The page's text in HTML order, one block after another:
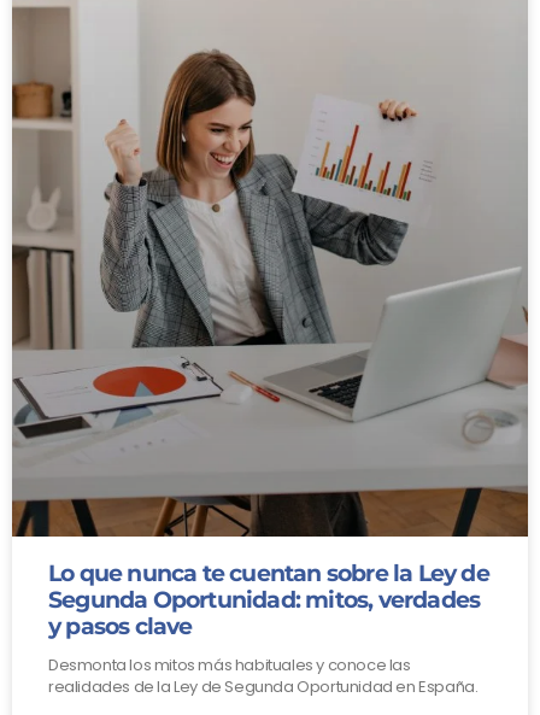
Lo que nunca te cuentan sobre la Ley de
Segunda Oportunidad: mitos, verdades
y pasos clave
Desmonta los mitos más habituales y conoce las
realidades de la Ley de Segunda Oportunidad en España.